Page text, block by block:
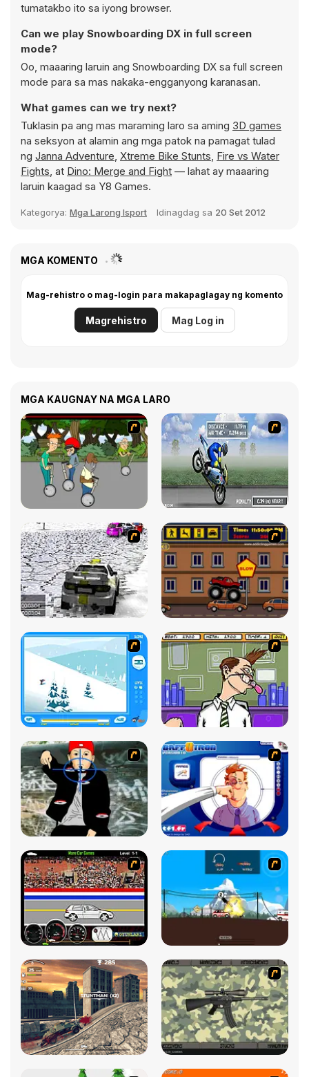
tumatakbo ito sa iyong browser.
Can we play Snowboarding DX in full screen
mode?
Oo, maaaring laruin ang Snowboarding DX sa full screen
mode para sa mas nakaka-engganyong karanasan.
What games can we try next?
Tuklasin pa ang mas maraming laro sa aming 3D games
na seksyon at alamin ang mga patok na pamagat tulad
ng Janna Adventure, Xtreme Bike Stunts, Fire vs Water
Fights, at Dino: Merge and Fight — lahat ay maaaring
laruin kaagad sa Y8 Games.
Kategorya: Mga Larong Isport Idinagdag sa 20 Set 2012
MGA KOMENTO
Mag-rehistro o mag-login para makapaglagay ng komento
Magrehistro Mag Log in
MGA KAUGNAY NA MGA LARO